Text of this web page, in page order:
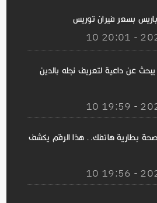
بسعر فيران توريس
عن داعية لتعريف نجله بالدين
صحة بطارية هاتفك.. هذا الرقم يكشف